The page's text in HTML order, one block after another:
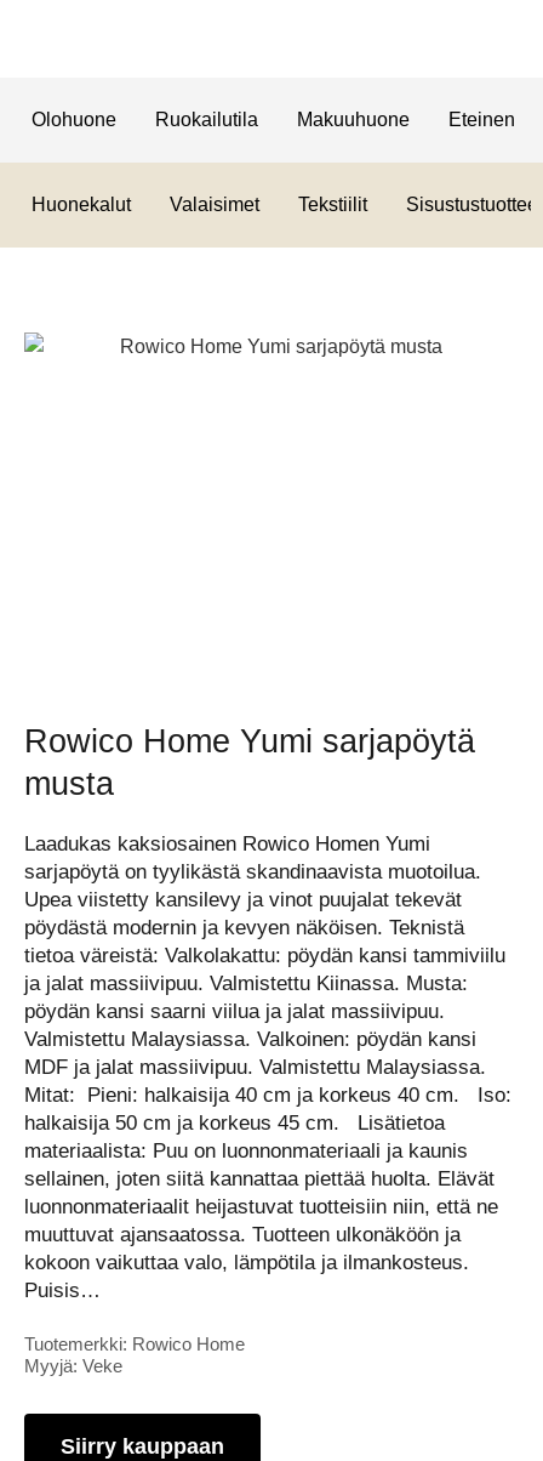
Olohuone Ruokailutila Makuuhuone Eteinen
Huonekalut Valaisimet Tekstiilit Sisustustuotteet
Rowico Home Yumi sarjapöytä
musta
Laadukas kaksiosainen Rowico Homen Yumi
sarjapöytä on tyylikästä skandinaavista muotoilua.
Upea viistetty kansilevy ja vinot puujalat tekevät
pöydästä modernin ja kevyen näköisen. Teknistä
tietoa väreistä: Valkolakattu: pöydän kansi tammiviilu
ja jalat massiivipuu. Valmistettu Kiinassa. Musta:
pöydän kansi saarni viilua ja jalat massiivipuu.
Valmistettu Malaysiassa. Valkoinen: pöydän kansi
MDF ja jalat massiivipuu. Valmistettu Malaysiassa.
Mitat: Pieni: halkaisija 40 cm ja korkeus 40 cm. Iso:
halkaisija 50 cm ja korkeus 45 cm. Lisätietoa
materiaalista: Puu on luonnonmateriaali ja kaunis
sellainen, joten siitä kannattaa piettää huolta. Elävät
luonnonmateriaalit heijastuvat tuotteisiin niin, että ne
muuttuvat ajansaatossa. Tuotteen ulkonäköön ja
kokoon vaikuttaa valo, lämpötila ja ilmankosteus.
Puisis…
Tuotemerkki: Rowico Home
Myyjä: Veke
Siirry kauppaan